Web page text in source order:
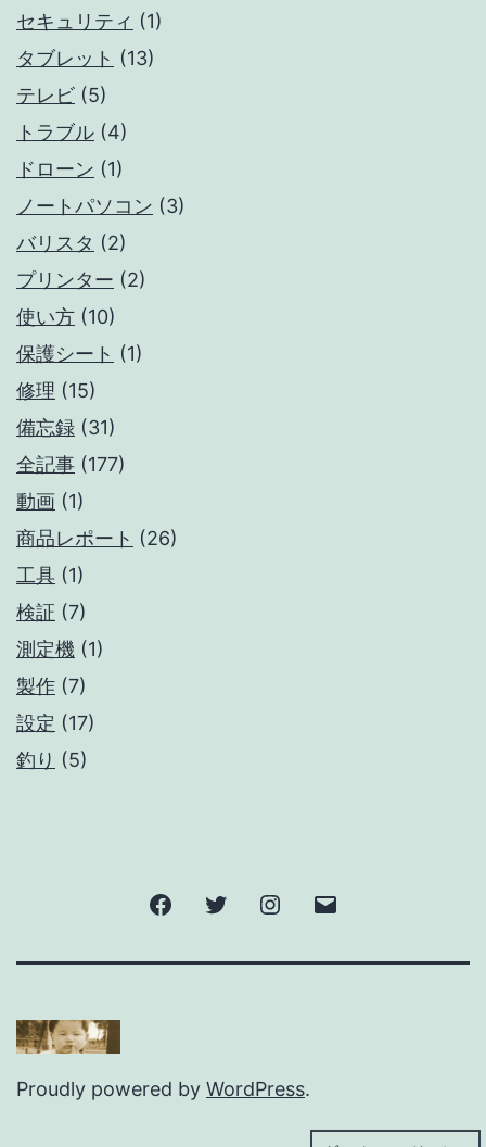
セキュリティ (1)
タブレット (13)
テレビ (5)
トラブル (4)
ドローン (1)
ノートパソコン (3)
バリスタ (2)
プリンター (2)
使い方 (10)
保護シート (1)
修理 (15)
備忘録 (31)
全記事 (177)
動画 (1)
商品レポート (26)
工具 (1)
検証 (7)
測定機 (1)
製作 (7)
設定 (17)
釣り (5)
FacebookTwitter Instagram
Proudly powered by WordPress.